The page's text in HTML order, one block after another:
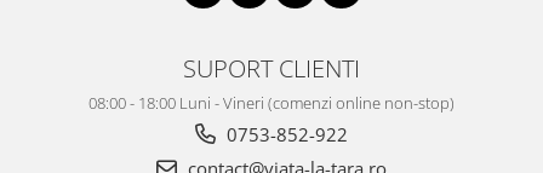
SUPORT CLIENTI
08:00 - 18:00 Luni - Vineri (comenzi online non-stop)
0753-852-922
contact@viata-la-tara.ro